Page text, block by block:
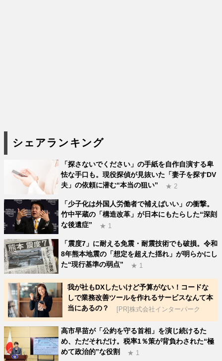
シェアランキング
「探さないでください」の手紙を自作自演する卑
怯な手口も。現役探偵が見抜いた「妻子を探すDV
夫」の依頼に潜む“本当の狙い”
★ 2
「少子化は外国人労働者で補えばいい」の衝撃。
竹中平蔵の「構造改革」が日本にもたらした“深刻
な後遺症”
★ 1
「震度7」に耐える免震・耐震技術でも破損。令和
8年熊本地震の「想定を超えた揺れ」が明らかにし
た“現行基準の弱点”
★ 1
我が社もDXしたいけど予算がない！コードな
しで業務改善ツールを作れるサービスなんて本
当にあるの？
[PR]株式会社インターパーク
高市早苗が「公約を守る首相」を演じ続けるた
め、ただそれだけ。税率1％策が背負わされた“極
めて政治的”な役割
★ 1